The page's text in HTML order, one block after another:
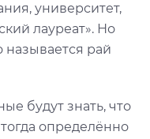
университет,
лауреат». Но
называется рай
будут знать, что
определённо